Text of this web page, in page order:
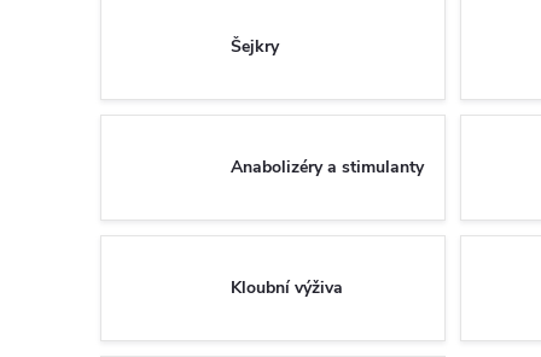
Šejkry
Anabolizéry a stimulanty
Kloubní výživa